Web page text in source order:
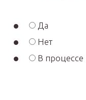
Да
Нет
В процессе